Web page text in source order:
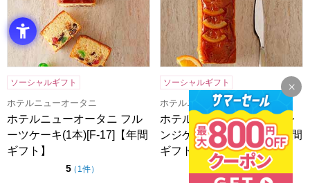
ソーシャルギフト
ホテルニューオータニ
ホテルニューオータニ フル
ーツケーキ(1本)[F-17]【年間
ギフト】
5点（5点満点中）
（ 1件の評価
）
ソーシャルギフト
ホテルニューオータニ
ホテルニューオータニ オレ
ンジケーキ(1本)[O-17]【年間
ギフト】
5点（5点満点中）
2件の評価
）